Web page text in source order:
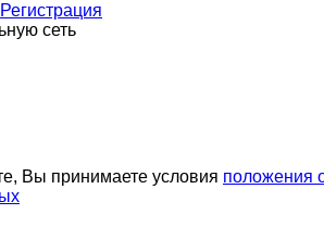
Регистрация
сеть
Вы принимаете условия положения